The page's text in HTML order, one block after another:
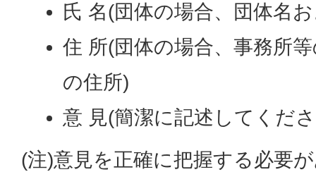
氏 名(団体の場合、団体名
住 所(団体の場合、事務所
の住所)
意 見(簡潔に記述してくだ
(注)意見を正確に把握する必要